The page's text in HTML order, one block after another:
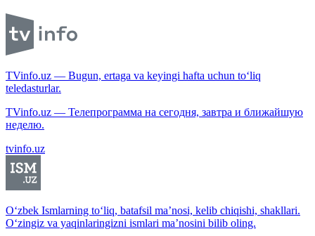
TVinfo.uz — Bugun, ertaga va keyingi hafta uchun to‘liq
teledasturlar.
TVinfo.uz — Телепрограмма на сегодня, завтра и ближайшую
неделю.
tvinfo.uz
O‘zbek Ismlarning to‘liq, batafsil ma’nosi, kelib chiqishi, shakllari.
O‘zingiz va yaqinlaringizni ismlari ma’nosini bilib oling.